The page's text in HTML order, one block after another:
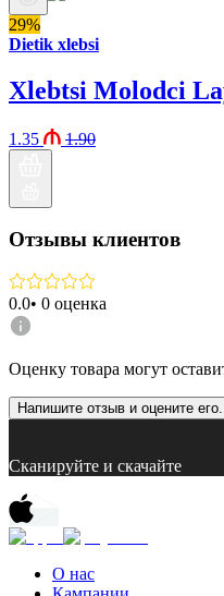
29%
Dietik xlebsi
Xlebtsi Molodci
1.35 1.90
Отзывы клиентов
0.0• 0 оценка
Оценку товара могут
Напишите отзыв и оцените его.
Сканируйте и скачайте
О нас